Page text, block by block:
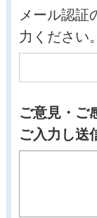
メール認証
力ください。
ご意見・ご
ご入力し送